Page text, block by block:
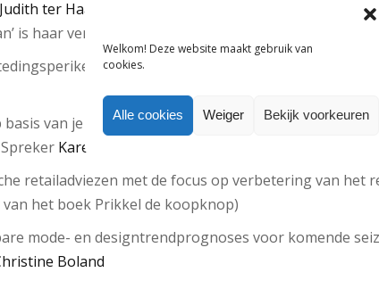
Welkom! Deze website maakt gebruik van
cookies.
Alle cookies Weiger Bekijk voorkeuren
Judith ter Haar
scherpt de geest met haar visie op het
is haar verfrissende motto.
van de consument. De focus ligt op
van je persoonlijke gedragstypologie hoe je
Karen Hoexum
(mede-eigenaar BYOU) traint
met de focus op verbetering van het
het boek Prikkel de koopknop)
en designtrendprognoses voor komende
Boland